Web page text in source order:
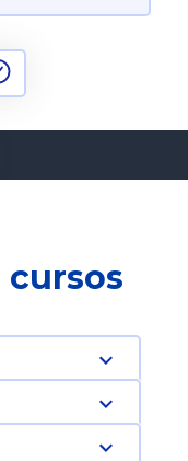
cursos